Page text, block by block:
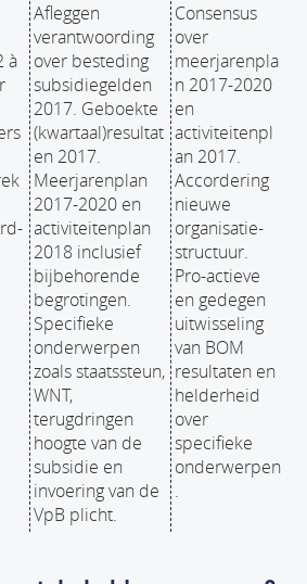
à
Afleggen
verantwoording
over besteding
subsidiegelden
2017. Geboekte
(kwartaal)resultat
en 2017.
Meerjarenplan
2017-2020 en
activiteitenplan
2018 inclusief
bijbehorende
begrotingen.
Specifieke
onderwerpen
zoals staatssteun,
WNT,
terugdringen
hoogte van de
subsidie en
invoering van de
VpB plicht.
Consensus
over
meerjarenpla
n 2017-2020
en
activiteitenpl
an 2017.
Accordering
nieuwe
organisatie-
structuur.
Pro-actieve
en gedegen
uitwisseling
van BOM
resultaten en
helderheid
over
specifieke
onderwerpen
.